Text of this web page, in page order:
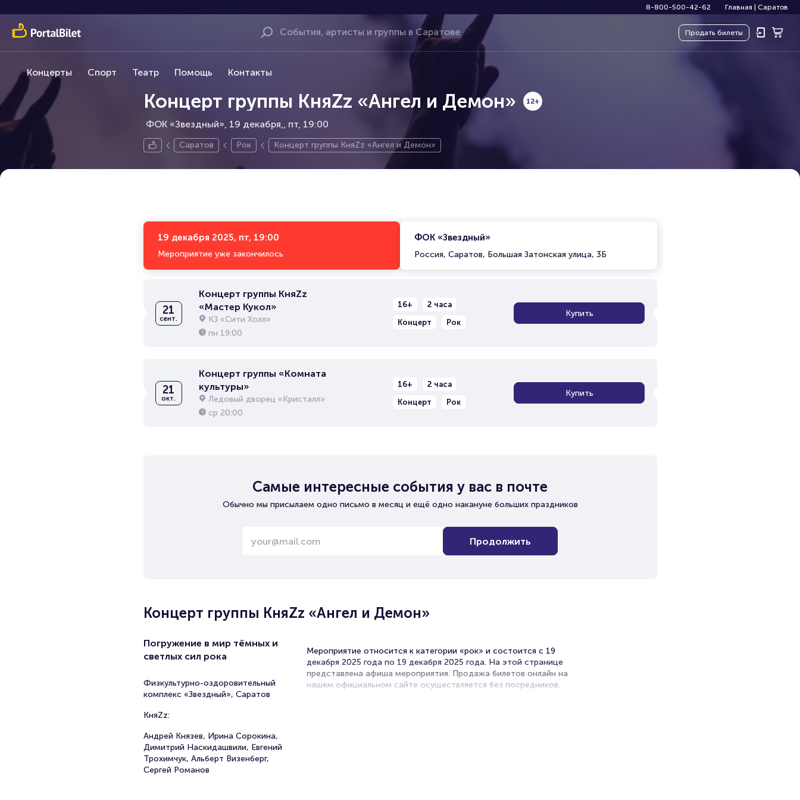
8-800-500-42-62 Главная Саратов
Продать билеты
Концерты Спорт Театр Помощь Контакты
Концерт группы КняZz «Ангел и Демон»
ФОК «Звездный», 19 декабря,
12+
пт, 19:00
Саратов Рок Концерт группы КняZz «Ангел и Демон»
19 декабря 2025, пт, 19:00
Мероприятие уже закончилось
ФОК «Звездный»
Россия, Саратов, Большая Затонская улица, 3Б
21
сент.
Концерт группы КняZz
«Мастер Кукол»
КЗ «Сити Холл»
пн 19:00
16+
2 часа
Концерт
Рок
Купить
21
окт.
Концерт группы «Комната
культуры»
Ледовый дворец «Кристалл»
ср 20:00
16+
2 часа
Концерт
Рок
Купить
Самые интересные события у вас в почте
Обычно мы присылаем одно письмо в месяц и ещё одно накануне больших праздников
Продолжить
Концерт группы КняZz «Ангел и Демон»
Погружение в мир тёмных и
светлых сил рока
Физкультурно-оздоровительный
комплекс «Звездный», Саратов
КняZz:
Андрей Князев, Ирина Сорокина,
Димитрий Наскидашвили, Евгений
Трохимчук, Альберт Визенберг,
Сергей Романов
Мероприятие относится к категории «рок» и состоится с 19
декабря 2025 года по 19 декабря 2025 года. На этой странице
представлена афиша мероприятия. Продажа билетов онлайн на
нашем официальном сайте осуществляется без посредников.